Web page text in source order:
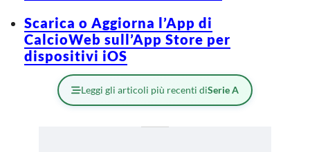
Scarica o Aggiorna l’App di
CalcioWeb sull’App Store per
dispositivi iOS
Leggi gli articoli più recenti diSerie A